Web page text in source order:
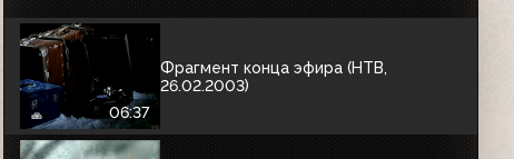
06:37
Фрагмент конца эфира (НТВ,
26.02.2003)